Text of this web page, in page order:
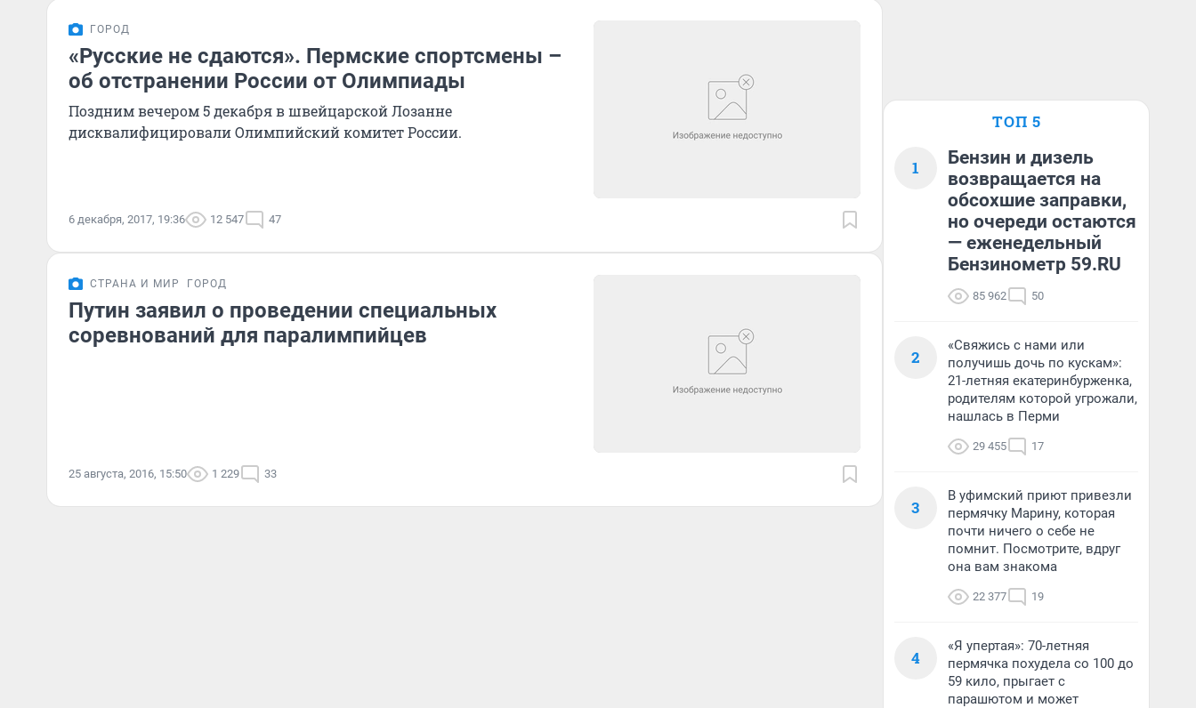
ГОРОД
«Русские не сдаются». Пермские спортсмены –
об отстранении России от Олимпиады
Поздним вечером 5 декабря в швейцарской Лозанне
дисквалифицировали Олимпийский комитет России.
6 декабря, 2017, 19:36 12 547 47
СТРАНА И МИР ГОРОД
Путин заявил о проведении специальных
соревнований для паралимпийцев
25 августа, 2016, 15:50 1 229 33
ТОП 5
1
Бензин и дизель
возвращается на
обсохшие заправки,
но очереди остаются
— еженедельный
Бензинометр 59.RU
85 962 50
2
«Свяжись с нами или
получишь дочь по кускам»:
21-летняя екатеринбурженка,
родителям которой угрожали,
нашлась в Перми
29 455 17
3
В уфимский приют привезли
пермячку Марину, которая
почти ничего о себе не
помнит. Посмотрите, вдруг
она вам знакома
22 377 19
4
«Я упертая»: 70-летняя
пермячка похудела со 100 до
59 кило, прыгает с
парашютом и может